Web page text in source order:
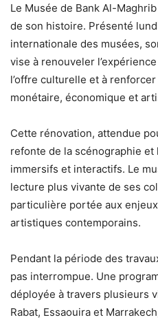
Le Musée de Bank Al-
de son histoire. Présenté
internationale des musées,
vise à renouveler
l’offre culturelle et à
monétaire, économique et
Cette rénovation, attendue
refonte de la scénographie et
immersifs et interactifs. Le
lecture plus vivante de ses
particulière portée aux
artistiques contemporains.
Pendant la période des
pas interrompue. Une
déployée à travers plusieurs
Rabat, Essaouira et